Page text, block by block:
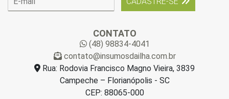
CONTATO
(48) 98834-4041
contato@insumosdailha.com.br
Rua: Rodovia Francisco Magno Vieira, 3839
Campeche – Florianópolis - SC
CEP: 88065-000